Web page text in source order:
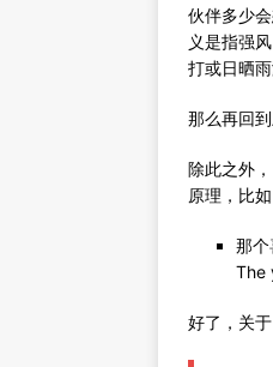
伙伴多少
义是指强
打或日晒雨
那么再回
除此之外
原理，比如
那个
The
好了，关